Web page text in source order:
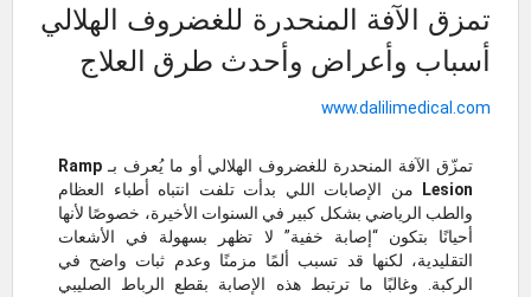
تمزق الآفة المنحدرة للغضروف الهلالي
أسباب وأعراض وأحدث طرق العلاج
www.dalilimedical.com
تمزّق الآفة المنحدرة للغضروف الهلالي أو ما يُعرف بـ Ramp
Lesion
من الإصابات اللي بدأت تلفت انتباه أطباء العظام
والطب الرياضي بشكل كبير في السنوات الأخيرة، خصوصًا لأنها
أحيانًا بتكون “إصابة خفية” لا تظهر بسهولة في الأشعات
التقليدية، لكنها قد تسبب ألمًا مزمنًا وعدم ثبات واضح في
الركبة. وغالبًا ما ترتبط هذه الإصابة بقطع الرباط الصليبي